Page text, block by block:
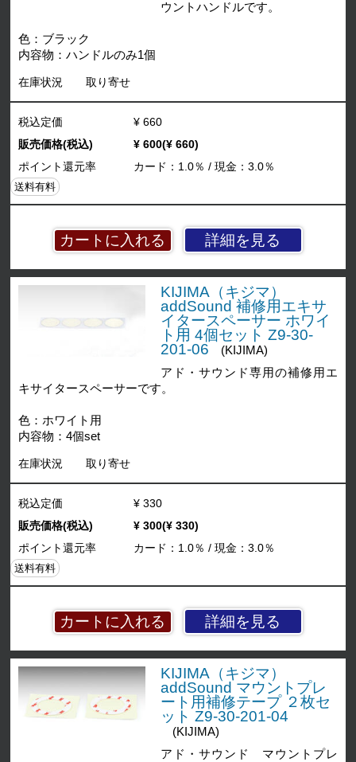
ウントハンドルです。
色：ブラック
内容物：ハンドルのみ1個
在庫状況 取り寄せ
詳細を見る
税込定価
¥ 660
販売価格(税込)
¥ 600(¥ 660)
ポイント還元率
カード：1.0％ / 現金：3.0％
送料有料
KIJIMA（キジマ）
addSound 補修用エキサ
イタースペーサー ホワイ
ト用 4個セット Z9-30-
201-06
(KIJIMA)
アド・サウンド専用の補修用エ
キサイタースペーサーです。
色：ホワイト用
内容物：4個set
在庫状況 取り寄せ
詳細を見る
税込定価
¥ 330
販売価格(税込)
¥ 300(¥ 330)
ポイント還元率
カード：1.0％ / 現金：3.0％
送料有料
KIJIMA（キジマ）
addSound マウントプレ
ート用補修テープ ２枚セ
ット Z9-30-201-04
(KIJIMA)
アド・サウンド マウントプレ